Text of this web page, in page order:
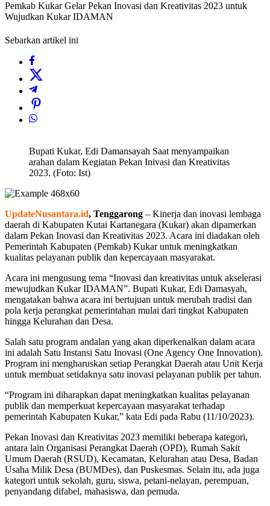
Pemkab Kukar Gelar Pekan Inovasi dan Kreativitas 2023 untuk
Wujudkan Kukar IDAMAN
Sebarkan artikel ini
Bupati Kukar, Edi Damansayah Saat menyampaikan
arahan dalam Kegiatan Pekan Inivasi dan Kreativitas
2023. (Foto: Ist)
UpdateNusantara.id, Tenggarong – Kinerja dan inovasi lembaga
daerah di Kabupaten Kutai Kartanegara (Kukar) akan dipamerkan
dalam Pekan Inovasi dan Kreativitas 2023. Acara ini diadakan oleh
Pemerintah Kabupaten (Pemkab) Kukar untuk meningkatkan
kualitas pelayanan publik dan kepercayaan masyarakat.
Acara ini mengusung tema “Inovasi dan kreativitas untuk akselerasi
mewujudkan Kukar IDAMAN”. Bupati Kukar, Edi Damasyah,
mengatakan bahwa acara ini bertujuan untuk merubah tradisi dan
pola kerja perangkat pemerintahan mulai dari tingkat Kabupaten
hingga Kelurahan dan Desa.
Salah satu program andalan yang akan diperkenalkan dalam acara
ini adalah Satu Instansi Satu Inovasi (One Agency One Innovation).
Program ini mengharuskan setiap Perangkat Daerah atau Unit Kerja
untuk membuat setidaknya satu inovasi pelayanan publik per tahun.
“Program ini diharapkan dapat meningkatkan kualitas pelayanan
publik dan memperkuat kepercayaan masyarakat terhadap
pemerintah Kabupaten Kukar,” kata Edi pada Rabu (11/10/2023).
Pekan Inovasi dan Kreativitas 2023 memiliki beberapa kategori,
antara lain Organisasi Perangkat Daerah (OPD), Rumah Sakit
Umum Daerah (RSUD), Kecamatan, Kelurahan atau Desa, Badan
Usaha Milik Desa (BUMDes), dan Puskesmas. Selain itu, ada juga
kategori untuk sekolah, guru, siswa, petani-nelayan, perempuan,
penyandang difabel, mahasiswa, dan pemuda.